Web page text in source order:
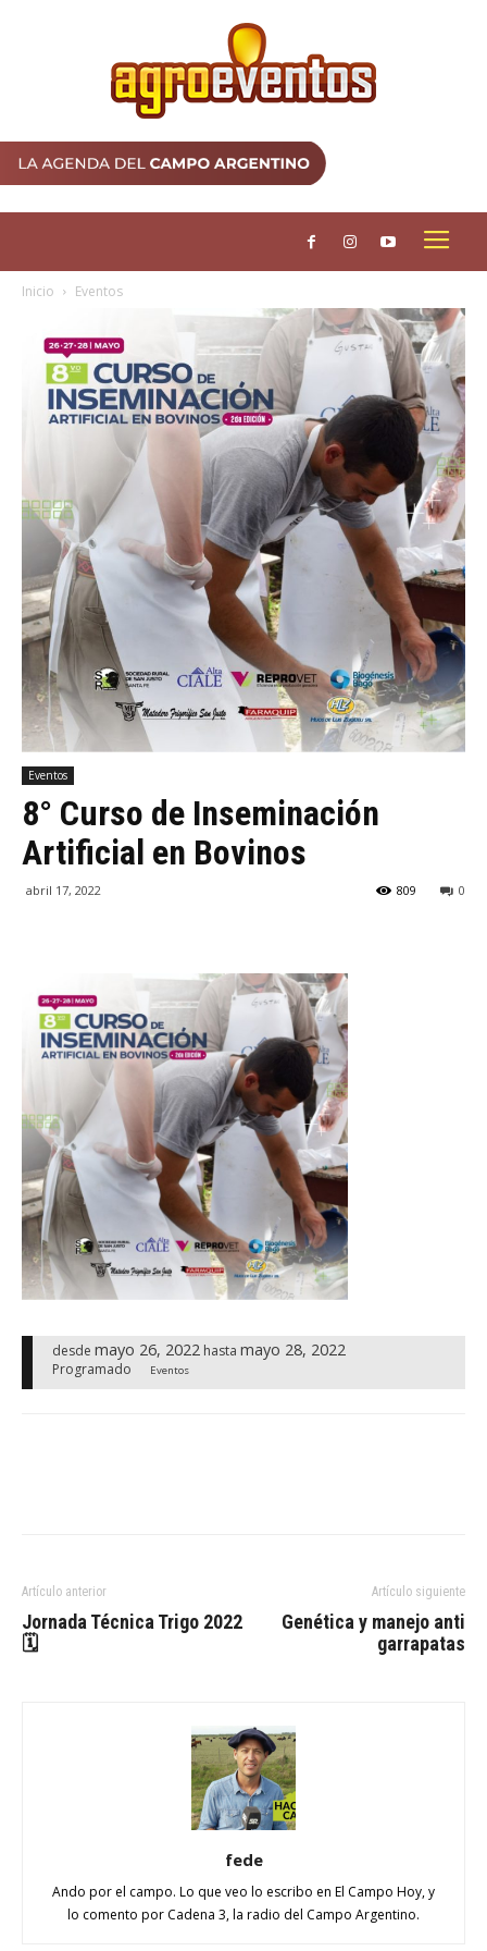
Inicio Eventos
Eventos
8° Curso de Inseminación
Artificial en Bovinos
abril 17, 2022 0
809
desde mayo 26, 2022 hasta mayo 28, 2022
Programado Eventos
Artículo anterior
Jornada Técnica Trigo 2022
🗓
Artículo siguiente
Genética y manejo anti
garrapatas
fede
Ando por el campo. Lo que veo lo escribo en El Campo Hoy, y
lo comento por Cadena 3, la radio del Campo Argentino.